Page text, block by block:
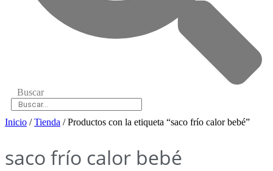
Buscar
Inicio /Tienda / Productos con la etiqueta “saco frío calor bebé”
saco frío calor bebé